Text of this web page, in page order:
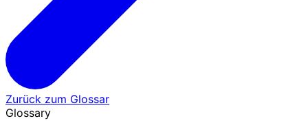
Zurück zum Glossar
Glossary